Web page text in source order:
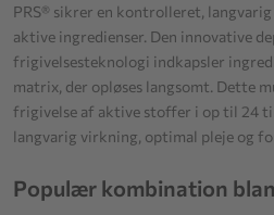
PRS® sikrer en kontrolleret,
aktive ingredienser. Den innovative
frigivelsesteknologi indkapsler
matrix, der opløses langsomt. Dette
frigivelse af aktive stoffer i op til 24
langvarig virkning, optimal pleje og
Populær kombination